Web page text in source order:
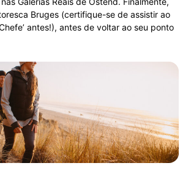
Bruges (certifique-se de assistir ao
antes!), antes de voltar ao seu ponto